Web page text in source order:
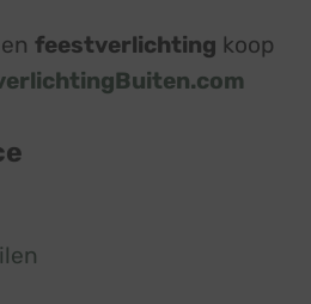
en feestverlichting koop